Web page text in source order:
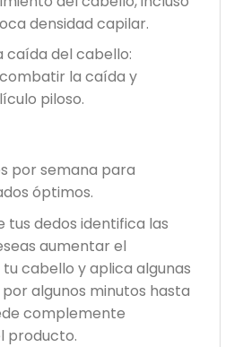
densidad capilar.
caída del cabello:
la caída y
piloso.
por semana para
óptimos.
tus dedos identifica las
aumentar el
cabello y aplica algunas
algunos minutos hasta
complemente
producto.